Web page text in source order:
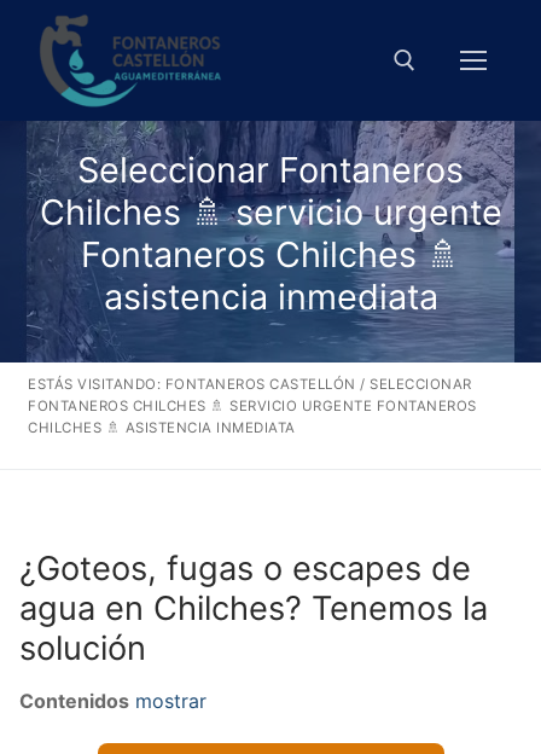
contenido
Buscar:
Seleccionar Fontaneros
Chilches 🚿 servicio urgente
Fontaneros Chilches 🚿
asistencia inmediata
ESTÁS VISITANDO: FONTANEROS CASTELLÓN /SELECCIONAR
FONTANEROS CHILCHES 🚿 SERVICIO URGENTE FONTANEROS
CHILCHES 🚿 ASISTENCIA INMEDIATA
¿Goteos, fugas o escapes de
agua en Chilches? Tenemos la
solución
Contenidos mostrar